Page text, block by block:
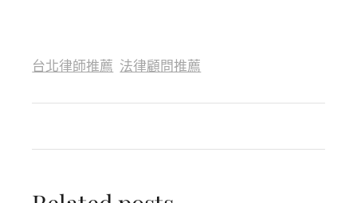
台北律師推薦 法律顧問推薦